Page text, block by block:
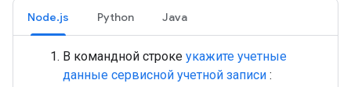
Node.js Python Java
В командной строке укажите учетные
данные сервисной учетной записи :